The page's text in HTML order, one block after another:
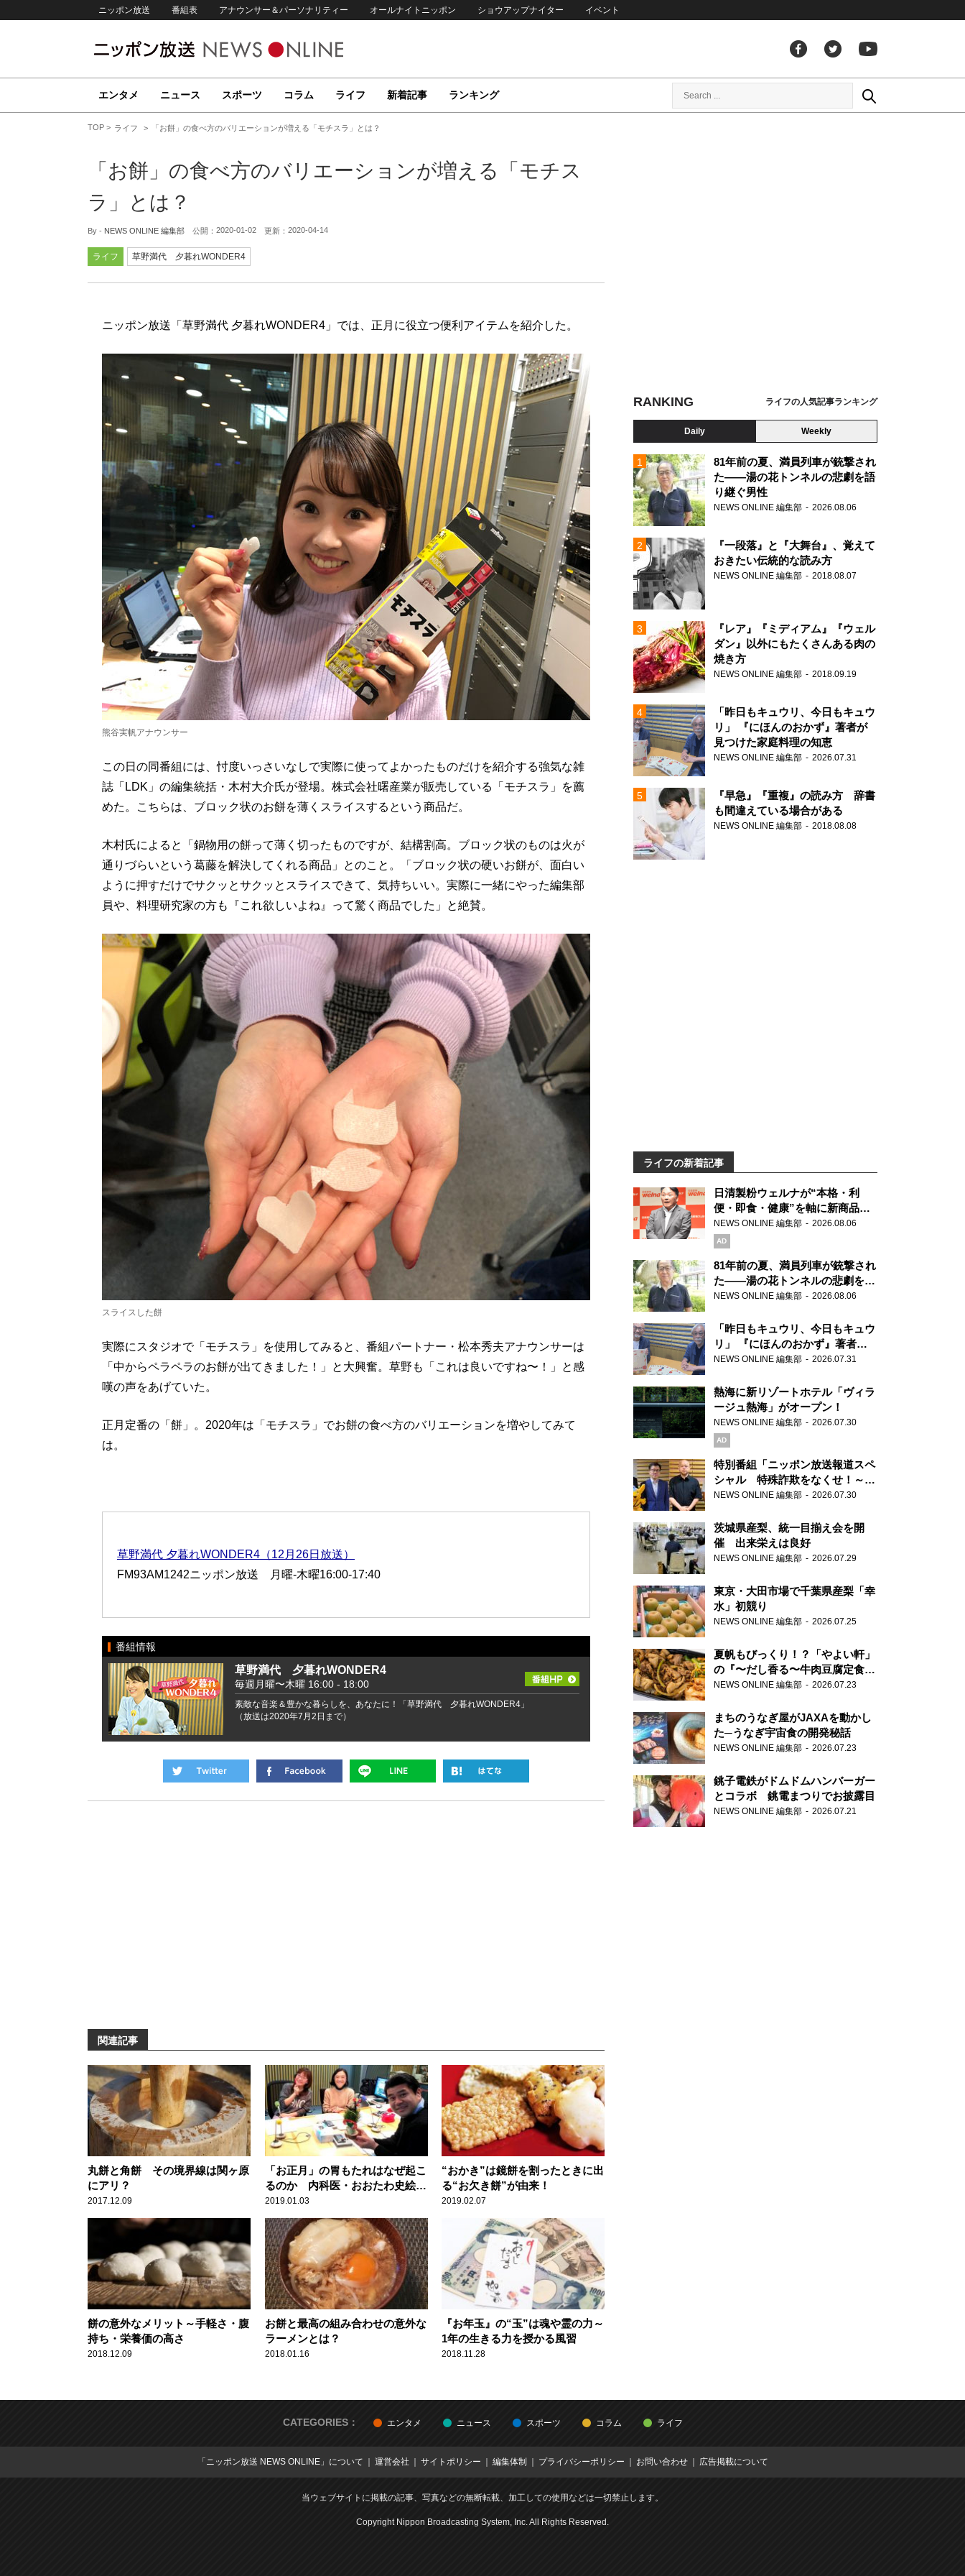
ニッポン放送 番組表 アナウンサー＆パーソナリティー オールナイトニッポン ショウアップナイター イベント
エンタメ ニュース スポーツ コラム ライフ 新着記事 ランキング
TOP ライフ 「お餅」の食べ方のバリエーションが増える「モチスラ」とは？
「お餅」の食べ方のバリエーションが増える「モチス
ラ」とは？
By - NEWS ONLINE 編集部 公開： 2020-01-02 更新： 2020-04-14
ライフ 草野満代 夕暮れWONDER4
ニッポン放送「草野満代 夕暮れWONDER4」では、正月に役立つ便利アイテムを紹介した。
熊谷実帆アナウンサー
この日の同番組には、忖度いっさいなしで実際に使ってよかったものだけを紹介する強気な雑
誌「LDK」の編集統括・木村大介氏が登場。株式会社曙産業が販売している「モチスラ」を薦
めた。こちらは、ブロック状のお餅を薄くスライスするという商品だ。
木村氏によると「鍋物用の餅って薄く切ったものですが、結構割高。ブロック状のものは火が
通りづらいという葛藤を解決してくれる商品」とのこと。「ブロック状の硬いお餅が、面白い
ように押すだけでサクッとサクッとスライスできて、気持ちいい。実際に一緒にやった編集部
員や、料理研究家の方も『これ欲しいよね』って驚く商品でした」と絶賛。
スライスした餅
実際にスタジオで「モチスラ」を使用してみると、番組パートナー・松本秀夫アナウンサーは
「中からペラペラのお餅が出てきました！」と大興奮。草野も「これは良いですね〜！」と感
嘆の声をあげていた。
正月定番の「餅」。2020年は「モチスラ」でお餅の食べ方のバリエーションを増やしてみて
は。
草野満代 夕暮れWONDER4（12月26日放送）
FM93AM1242ニッポン放送 月曜-木曜16:00-17:40
番組情報
草野満代 夕暮れWONDER4
毎週月曜〜木曜 16:00 - 18:00
素敵な音楽＆豊かな暮らしを、あなたに！「草野満代 夕暮れWONDER4」
（放送は2020年7月2日まで）
関連記事
丸餅と角餅 その境界線は関ヶ原
にアリ？
2017.12.09
「お正月」の胃もたれはなぜ起こ
るのか 内科医・おおたわ史絵が
解説
2019.01.03
“おかき”は鏡餅を割ったときに出
る“お欠き餅”が由来！
2019.02.07
餅の意外なメリット～手軽さ・腹
持ち・栄養価の高さ
2018.12.09
お餅と最高の組み合わせの意外な
ラーメンとは？
2018.01.16
『お年玉』の“玉”は魂や霊の力～
1年の生きる力を授かる風習
2018.11.28
RANKING ライフの人気記事ランキング
Daily Weekly
81年前の夏、満員列車が銃撃され
た――湯の花トンネルの悲劇を語
り継ぐ男性
NEWS ONLINE 編集部 2026.08.06
『一段落』と『大舞台』、覚えて
おきたい伝統的な読み方
NEWS ONLINE 編集部 2018.08.07
『レア』『ミディアム』『ウェル
ダン』以外にもたくさんある肉の
焼き方
NEWS ONLINE 編集部 2018.09.19
「昨日もキュウリ、今日もキュウ
リ」 『にほんのおかず』著者が
見つけた家庭料理の知恵
NEWS ONLINE 編集部 2026.07.31
『早急』『重複』の読み方 辞書
も間違えている場合がある
NEWS ONLINE 編集部 2018.08.08
ライフの新着記事
日清製粉ウェルナが“本格・利
便・即食・健康”を軸に新商品を
展開 「マ・マー」「青の洞窟」
ブランドを強化
NEWS ONLINE 編集部 2026.08.06
AD
81年前の夏、満員列車が銃撃され
た――湯の花トンネルの悲劇を語
り継ぐ男性
NEWS ONLINE 編集部 2026.08.06
「昨日もキュウリ、今日もキュウ
リ」 『にほんのおかず』著者が
見つけた家庭料理の知恵
NEWS ONLINE 編集部 2026.07.31
熱海に新リゾートホテル「ヴィラ
ージュ熱海」がオープン！
NEWS ONLINE 編集部 2026.07.30
AD
特別番組「ニッポン放送報道スペ
シャル 特殊詐欺をなくせ！～被
害者・加害者・警視庁が語るトク
NEWS ONLINE 編集部 2026.07.30
茨城県産梨、統一目揃え会を開
催 出来栄えは良好
NEWS ONLINE 編集部 2026.07.29
東京・大田市場で千葉県産梨「幸
水」初競り
NEWS ONLINE 編集部 2026.07.25
夏帆もびっくり！？「やよい軒」
の『〜だし香る〜牛肉豆腐定食』
が香り高すぎる
NEWS ONLINE 編集部 2026.07.23
まちのうなぎ屋がJAXAを動かし
た─うなぎ宇宙食の開発秘話
NEWS ONLINE 編集部 2026.07.23
銚子電鉄がドムドムハンバーガー
とコラボ 銚電まつりでお披露目
NEWS ONLINE 編集部 2026.07.21
CATEGORIES： エンタメ ニュース スポーツ コラム ライフ
「ニッポン放送 NEWS ONLINE」について 運営会社 サイトポリシー 編集体制 プライバシーポリシー お問い合わせ 広告掲載について
当ウェブサイトに掲載の記事、写真などの無断転載、加工しての使用などは一切禁止します。
Copyright Nippon Broadcasting System, Inc. All Rights Reserved.